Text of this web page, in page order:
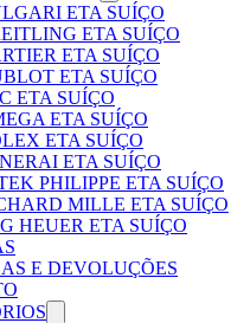
ETA SUÍÇO
ETA SUÍÇO
ETA SUÍÇO
ETA SUÍÇO
ETA SUÍÇO
ETA SUÍÇO
ETA SUÍÇO
ETA SUÍÇO
PHILIPPE ETA SUÍÇO
MILLE ETA SUÍÇO
HEUER ETA SUÍÇO
E DEVOLUÇÕES